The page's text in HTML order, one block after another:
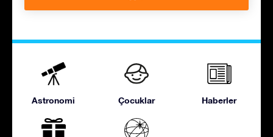
Astronomi Çocuklar Haberler